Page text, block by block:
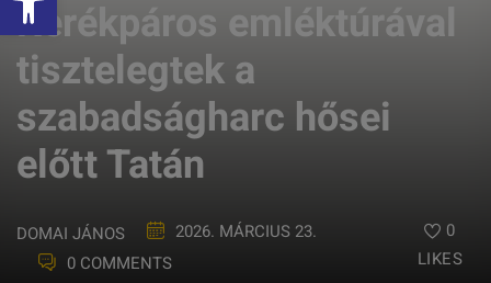
Kerékpáros emléktúrával
tisztelegtek a
szabadságharc hősei
előtt Tatán
DOMAI JÁNOS
2026. MÁRCIUS 23.
0 COMMENTS
0
LIKES